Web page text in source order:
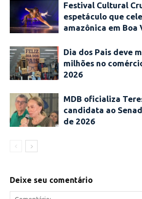
Festival Cultural
espetáculo que
amazônica em Boa
Dia dos Pais deve
milhões no
2026
MDB oficializa
candidata ao
de 2026
Deixe seu comentário